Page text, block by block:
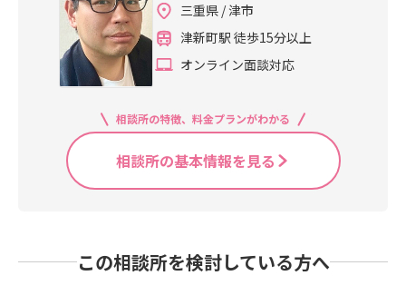
せん。逆に会えないことで「もうダ
メだ」と諦めてしまっても、交際は
そこで終わってしまいます。直接会
して、密なコミュニケーションをと
ることを心掛けているカップルは、
平時に愛を育んだカップルよりも強
い絆で結ばれていると感じます。た
うすれば良いのかを考えていけば必
ず道は拓けるはずです。真剣交際に
りと考えることことこそが、とても
大切です。事実、昨年前半の全国緊
急事態宣言下でも愛を育み、成婚し
たカップルも、今できることを着実
らコロナ禍の考え方の基本として３
つの考え方を挙げています。①焦ら
ない。②無理しない（させない）。
③今できることをやる。です。
ますが、複数交際にこだわったせい
で自滅してしまう人も少なくありま
を述べていこうと思います。
三重県 / 津市
津新町駅 徒歩15分以上
オンライン面談対応
相談所の特徴、料金プランがわかる
相談所の基本情報を見る
この相談所を検討している方へ